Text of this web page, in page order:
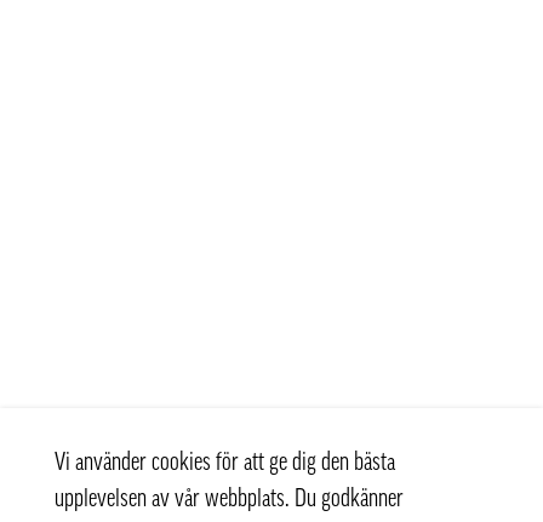
Vi använder cookies för att ge dig den bästa
upplevelsen av vår webbplats. Du godkänner